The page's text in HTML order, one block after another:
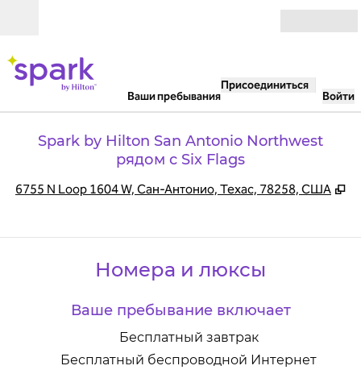
Ваши пребывания
Присоединиться
Войти
Spark by Hilton San Antonio Northwest
рядом с Six Flags
6755 N Loop 1604 W, Сан-Антонио, Техас, 78258, США ,
Номера и люксы
Ваше пребывание включает
Бесплатный завтрак
Бесплатный беспроводной Интернет